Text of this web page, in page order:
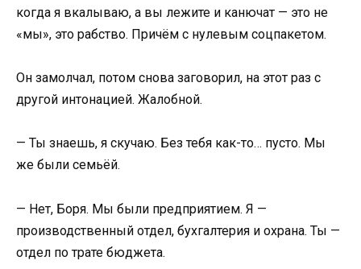
когда я вкалываю, а вы лежите и канючат — это не
«мы», это рабство. Причём с нулевым соцпакетом.
Он замолчал, потом снова заговорил, на этот раз с
другой интонацией. Жалобной.
— Ты знаешь, я скучаю. Без тебя как-то… пусто. Мы
же были семьёй.
— Нет, Боря. Мы были предприятием. Я —
производственный отдел, бухгалтерия и охрана. Ты —
отдел по трате бюджета.